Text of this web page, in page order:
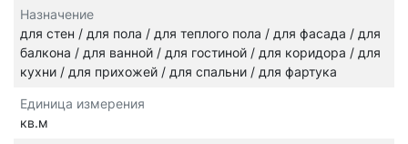
Назначение
для стен / для пола / для теплого пола / для фасада / для
балкона / для ванной / для гостиной / для коридора / для
кухни / для прихожей / для спальни / для фартука
Единица измерения
кв.м